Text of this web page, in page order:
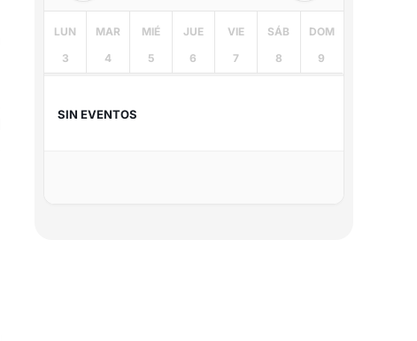
LUN
3
MAR
4
MIÉ
5
JUE
6
VIE
7
SÁB
8
DOM
9
SIN EVENTOS